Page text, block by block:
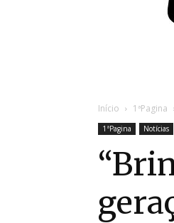
Início 1ªPagina
1ªPagina Notícias